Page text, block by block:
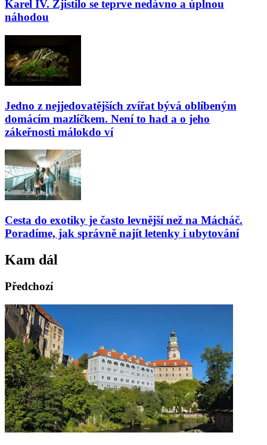
Karel IV. Zjistilo se teprve nedávno a úplnou
náhodou
Jedno z nejjedovatějších zvířat bývá oblíbeným
domácím mazlíčkem. Není to had a o jeho
zákeřnosti málokdo ví
Cesta do exotiky je často levnější než na Mácháč.
Poradíme, jak správně najít letenky i ubytování
Kam dál
Předchozí